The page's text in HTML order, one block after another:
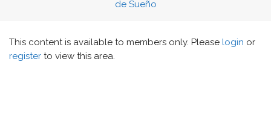
This content is available to members only. Please login or
register to view this area.